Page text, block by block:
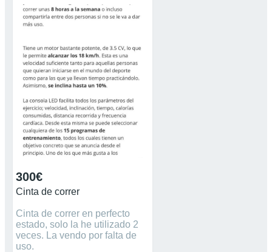
300€
Cinta de correr
Cinta de correr en perfecto
estado, solo la he utilizado 2
veces. La vendo por falta de
uso.